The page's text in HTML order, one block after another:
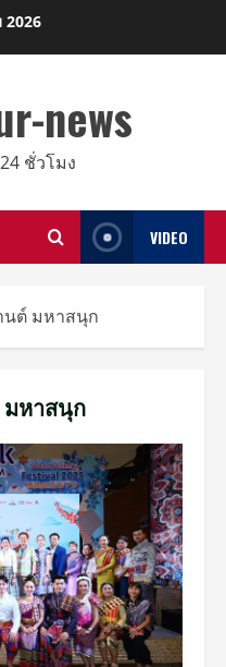
2026
news
ชั่วโมง
VIDEO
นต์ มหาสนุก
หาสนุก